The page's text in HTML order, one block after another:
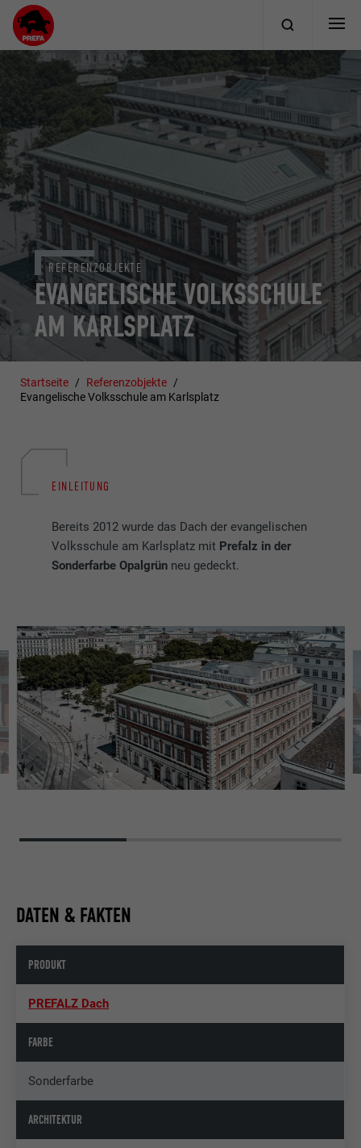
EVANGELISCHE VOLKSSCHULE
AM KARLSPLATZ
REFERENZOBJEKTE
Startseite
Referenzobjekte
Evangelische Volksschule am Karlsplatz
EINLEITUNG
Bereits 2012 wurde das Dach der evangelischen
Volksschule am Karlsplatz mit Prefalz in der
Sonderfarbe Opalgrün neu gedeckt.
DATEN & FAKTEN
PRODUKT
PREFALZ Dach
FARBE
Sonderfarbe
ARCHITEKTUR